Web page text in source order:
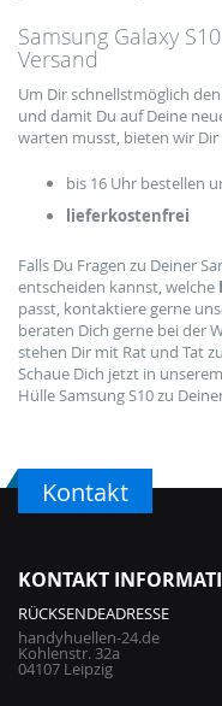
Samsung Galaxy
Versand
Um Dir schnellstmöglich
und damit Du auf Deine
warten musst, bieten wir
bis 16 Uhr bestellen
lieferkostenfrei
Falls Du Fragen zu Deiner
entscheiden kannst, welche
passt, kontaktiere gerne
beraten Dich gerne bei der
stehen Dir mit Rat und Tat
Schaue Dich jetzt in
Hülle Samsung S10 zu
Kontakt
KONTAKT
RÜCKSENDEADRESSE
handyhuellen-24.de
Kohlenstr. 32a
04107 Leipzig